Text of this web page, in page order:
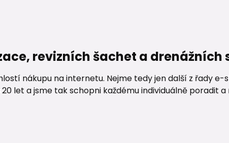
revizních šachet a drenážních
nákupu na internetu. Nejme tedy jen další z řady e-
let a jsme tak schopni každému individuálně poradit